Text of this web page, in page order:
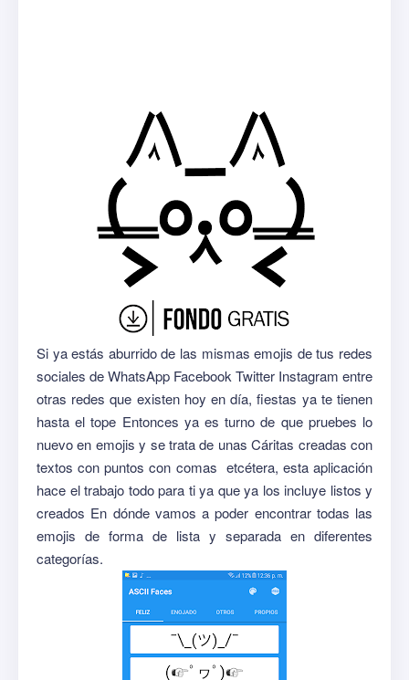
Si ya estás aburrido de las mismas emojis de tus redes
sociales de WhatsApp Facebook Twitter Instagram entre
otras redes que existen hoy en día, fiestas ya te tienen
hasta el tope Entonces ya es turno de que pruebes lo
nuevo en emojis y se trata de unas Cáritas creadas con
textos con puntos con comas etcétera, esta aplicación
hace el trabajo todo para ti ya que ya los incluye listos y
creados En dónde vamos a poder encontrar todas las
emojis de forma de lista y separada en diferentes
categorías.